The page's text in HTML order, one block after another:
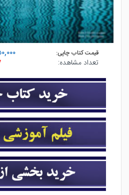
قیمت کتاب چاپی:
تعداد مشاهده: